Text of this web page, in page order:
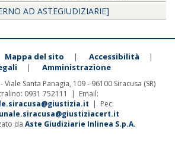
AD ASTEGIUDIZIARIE]
Mappa del sito | Accessibilità |
| Amministrazione
Santa Panagia, 109 - 96100 Siracusa (SR)
0931 752111 | Email:
| Pec:
da Aste Giudiziarie Inlinea S.p.A.